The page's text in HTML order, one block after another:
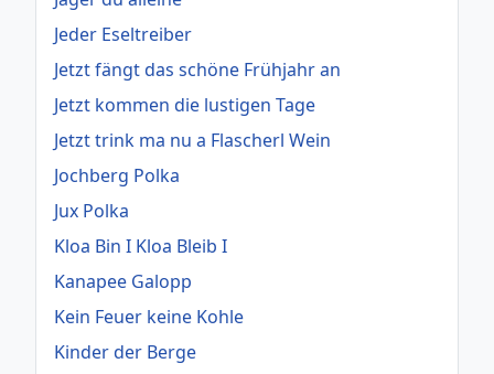
Jeder Eseltreiber
Jetzt fängt das schöne Frühjahr an
Jetzt kommen die lustigen Tage
Jetzt trink ma nu a Flascherl Wein
Jochberg Polka
Jux Polka
Kloa Bin I Kloa Bleib I
Kanapee Galopp
Kein Feuer keine Kohle
Kinder der Berge